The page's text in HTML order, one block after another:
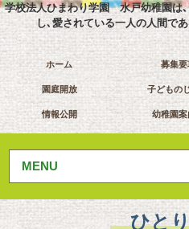
学校法人ひまわり学園 水戸幼稚園は
し､愛されている一人の人間で
ホーム 募集要
園庭開放 子どもの
情報公開 幼稚園案
MENU
ひと